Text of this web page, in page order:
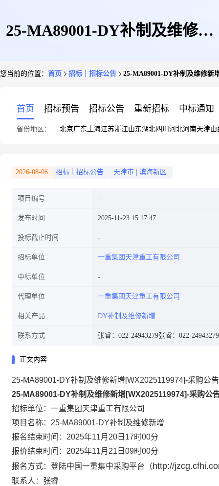
25-MA89001-DY补制及维修新
您当前的位置： 首页 招标｜招标公告 25-MA89001-DY补制及维修新
首页 招标预告 招标公告 重新招标 中标通知
省份地区： 北京广东 上海江苏浙江山东湖北四川 河北河南天津山
2026-08-06 招标｜招标公告 天津市 滨海新区
项目编号
发布时间 2025-11-23 15:17:47
投标截止时间
招标单位 一重集团天津重工有限公司
中标单位
代理单位 一重集团天津重工有限公司
相关产品 DY补制及维修新增
联系方式 张睿：022-24943279张睿：022-24943279
正文内容
25-MA89001-DY补制及维修新增[WX2025119974]-采购公告
25-MA89001-DY补制及维修新增[WX2025119974]-采购公
招标单位： 一重集团天津重工有限公司
项目名称： 25-MA89001-DY补制及维修新增
报名结束时间： 2025年11月20日17时00分
报价结束时间： 2025年11月21日09时00分
报名方式： 登陆中国一重集中采购平台（http://
联系人： 张睿